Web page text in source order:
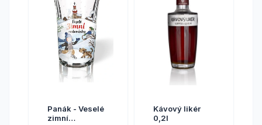
Panák - Veselé
zimní
Kávový likér
0,2l